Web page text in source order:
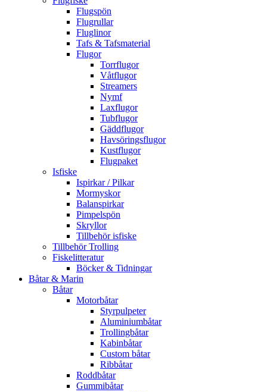
Flugspön
Flugrullar
Fluglinor
Tafs & Tafsmaterial
Flugor
Torrflugor
Våtflugor
Streamers
Nymf
Laxflugor
Tubflugor
Gäddflugor
Havsöringsflugor
Kustflugor
Flugpaket
Isfiske
Ispirkar / Pilkar
Mormyskor
Balanspirkar
Pimpelspön
Skryllor
Tillbehör isfiske
Tillbehör Trolling
Fiskelitteratur
Böcker & Tidningar
Båtar & Marin
Båtar
Motorbåtar
Styrpulpeter
Aluminiumbåtar
Trollingbåtar
Kabinbåtar
Custom båtar
Ribbåtar
Roddbåtar
Gummibåtar